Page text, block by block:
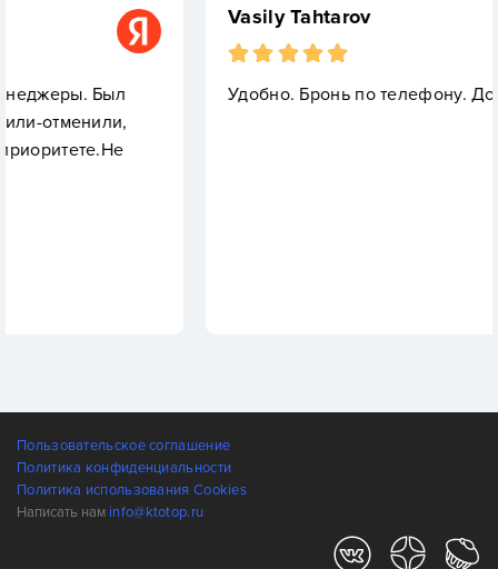
Vasily Tahtarov
Удобно. Бронь по телефону. Дороговато
Пользовательское соглашение
Политика конфиденциальности
Политика использования Cookies
Написать нам info@ktotop.ru